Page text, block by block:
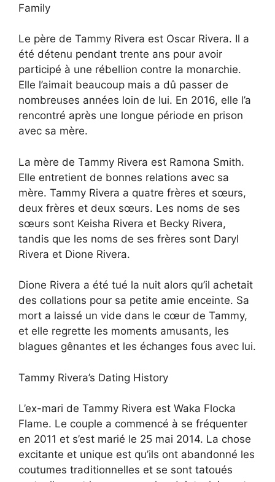
Family
Le père de Tammy Rivera est Oscar Rivera. Il a
été détenu pendant trente ans pour avoir
participé à une rébellion contre la monarchie.
Elle l’aimait beaucoup mais a dû passer de
nombreuses années loin de lui. En 2016, elle l’a
rencontré après une longue période en prison
avec sa mère.
La mère de Tammy Rivera est Ramona Smith.
Elle entretient de bonnes relations avec sa
mère. Tammy Rivera a quatre frères et sœurs,
deux frères et deux sœurs. Les noms de ses
sœurs sont Keisha Rivera et Becky Rivera,
tandis que les noms de ses frères sont Daryl
Rivera et Dione Rivera.
Dione Rivera a été tué la nuit alors qu’il achetait
des collations pour sa petite amie enceinte. Sa
mort a laissé un vide dans le cœur de Tammy,
et elle regrette les moments amusants, les
blagues gênantes et les échanges fous avec lui.
Tammy Rivera’s Dating History
L’ex-mari de Tammy Rivera est Waka Flocka
Flame. Le couple a commencé à se fréquenter
en 2011 et s’est marié le 25 mai 2014. La chose
excitante et unique est qu’ils ont abandonné les
coutumes traditionnelles et se sont tatoués